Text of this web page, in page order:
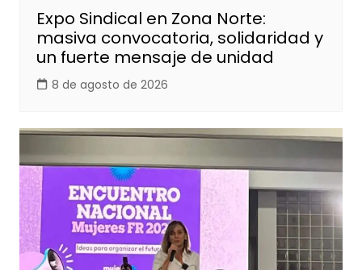
Expo Sindical en Zona Norte:
masiva convocatoria, solidaridad y
un fuerte mensaje de unidad
8 de agosto de 2026